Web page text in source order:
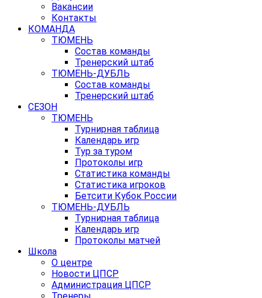
Вакансии
Контакты
КОМАНДА
ТЮМЕНЬ
Состав команды
Тренерский штаб
ТЮМЕНЬ-ДУБЛЬ
Состав команды
Тренерский штаб
СЕЗОН
ТЮМЕНЬ
Турнирная таблица
Календарь игр
Тур за туром
Протоколы игр
Статистика команды
Статистика игроков
Бетсити Кубок России
ТЮМЕНЬ-ДУБЛЬ
Турнирная таблица
Календарь игр
Протоколы матчей
Школа
О центре
Новости ЦПСР
Администрация ЦПСР
Тренеры